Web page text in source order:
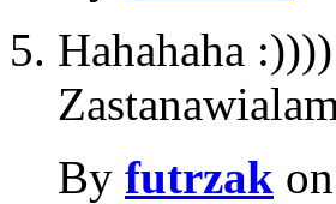
Hahahaha :))))
By futrzak on